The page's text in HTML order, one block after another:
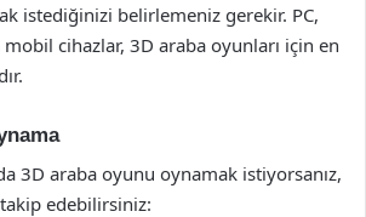
istediğinizi belirlemeniz gerekir. PC,
cihazlar, 3D araba oyunları için en
3D araba oyunu oynamak istiyorsanız,
takip edebilirsiniz: